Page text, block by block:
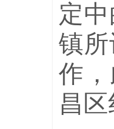
定
镇
作
昌